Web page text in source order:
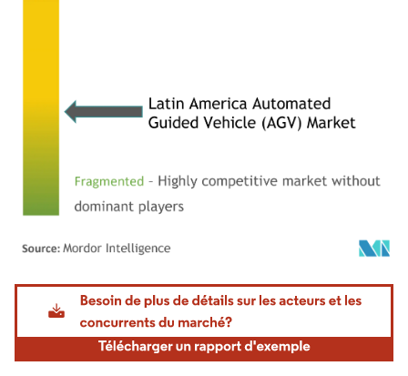
Image © Mordor Intelligence. La réutilisation nécessite une attribution sous CC BY